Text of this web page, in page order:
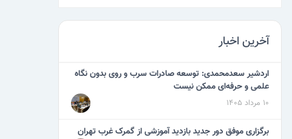
آخرین اخبار
اردشیر سعدمحمدی: توسعه صادرات سرب و روی بدون نگاه
علمی و حرفه‌ای ممکن نیست
۱۰ مرداد ۱۴۰۵
برگزاری موفق دور جدید بازدید آموزشی از گمرک غرب تهران